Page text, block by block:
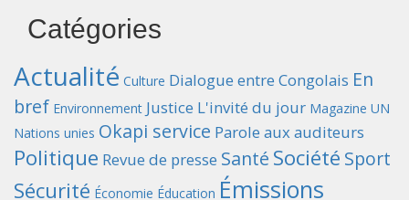
Catégories
Actualité Culture Dialogue entre Congolais En
bref Environnement Justice L'invité du jour Magazine UN
Nations unies Okapi service Parole aux auditeurs
Politique Revue de presse Santé Société Sport
Sécurité Économie Éducation Émissions